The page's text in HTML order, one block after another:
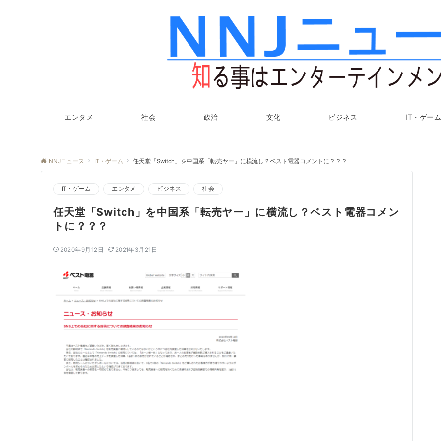
エンタメ 社会 政治 文化 ビジネス IT・ゲーム
NNJニュース IT・ゲーム 任天堂「Switch」を中国系「転売ヤー」に横流し？ベスト電器コメントに？？？
IT・ゲーム エンタメ ビジネス 社会
任天堂「Switch」を中国系「転売ヤー」に横流し？ベスト電器コメン
トに？？？
2020年9月12日 2021年3月21日